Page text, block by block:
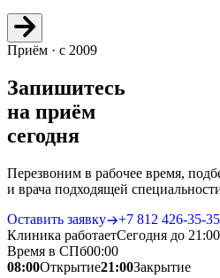
Приём · с 2009
Запишитесь
на приём
сегодня
Перезвоним в рабочее время,
и врача подходящей
Оставить заявку
+7 812 426‑35‑35
Клиника работаетСегодня до 21:00
Время в СПб00:00
08:00Открытие21:00Закрытие